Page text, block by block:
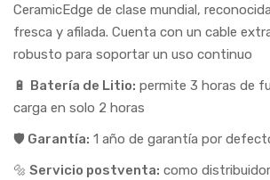
CeramicEdge de clase mundial,
fresca y afilada. Cuenta con un cable
robusto para soportar un uso continuo
🔋 Batería de Litio: permite 3 horas de
carga en solo 2 horas
🛡️ Garantía: 1 año de garantía por
🔩 Servicio postventa: como